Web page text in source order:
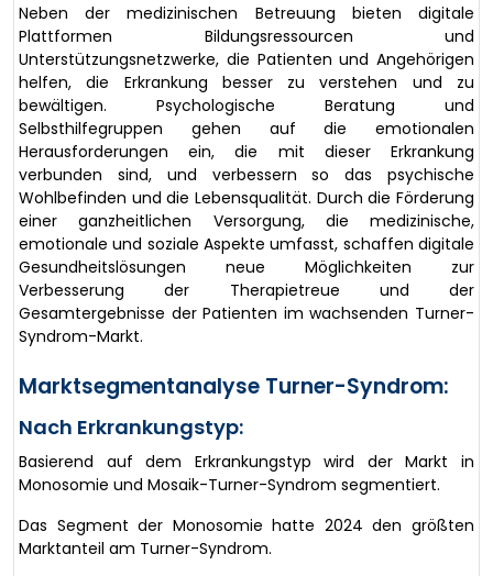
Neben der medizinischen Betreuung bieten digitale
Plattformen Bildungsressourcen und
Unterstützungsnetzwerke, die Patienten und Angehörigen
helfen, die Erkrankung besser zu verstehen und zu
bewältigen. Psychologische Beratung und
Selbsthilfegruppen gehen auf die emotionalen
Herausforderungen ein, die mit dieser Erkrankung
verbunden sind, und verbessern so das psychische
Wohlbefinden und die Lebensqualität. Durch die Förderung
einer ganzheitlichen Versorgung, die medizinische,
emotionale und soziale Aspekte umfasst, schaffen digitale
Gesundheitslösungen neue Möglichkeiten zur
Verbesserung der Therapietreue und der
Gesamtergebnisse der Patienten im wachsenden Turner-
Syndrom-Markt.
Marktsegmentanalyse Turner-Syndrom:
Nach Erkrankungstyp:
Basierend auf dem Erkrankungstyp wird der Markt in
Monosomie und Mosaik-Turner-Syndrom segmentiert.
Das Segment der Monosomie hatte 2024 den größten
Marktanteil am Turner-Syndrom.